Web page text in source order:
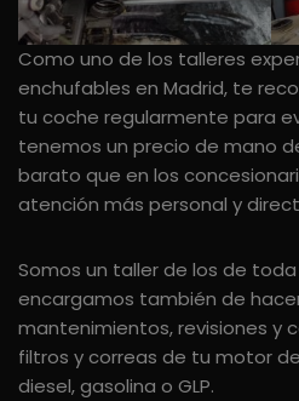
Como uno de los talleres
enchufables en Madrid, te
tu coche regularmente para
tenemos un precio de mano
barato que en los
atención más personal y
Somos un taller de los de
encargamos también de
mantenimientos, revisiones y
filtros y correas de tu motor
diesel, gasolina o GLP.